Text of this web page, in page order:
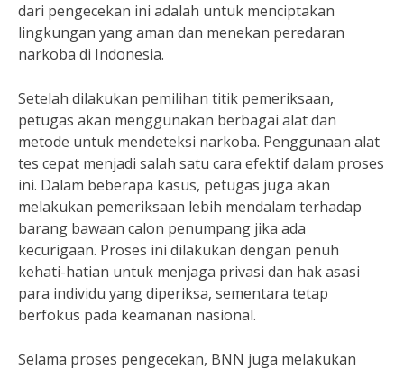
dari pengecekan ini adalah untuk menciptakan
lingkungan yang aman dan menekan peredaran
narkoba di Indonesia.
Setelah dilakukan pemilihan titik pemeriksaan,
petugas akan menggunakan berbagai alat dan
metode untuk mendeteksi narkoba. Penggunaan alat
tes cepat menjadi salah satu cara efektif dalam proses
ini. Dalam beberapa kasus, petugas juga akan
melakukan pemeriksaan lebih mendalam terhadap
barang bawaan calon penumpang jika ada
kecurigaan. Proses ini dilakukan dengan penuh
kehati-hatian untuk menjaga privasi dan hak asasi
para individu yang diperiksa, sementara tetap
berfokus pada keamanan nasional.
Selama proses pengecekan, BNN juga melakukan